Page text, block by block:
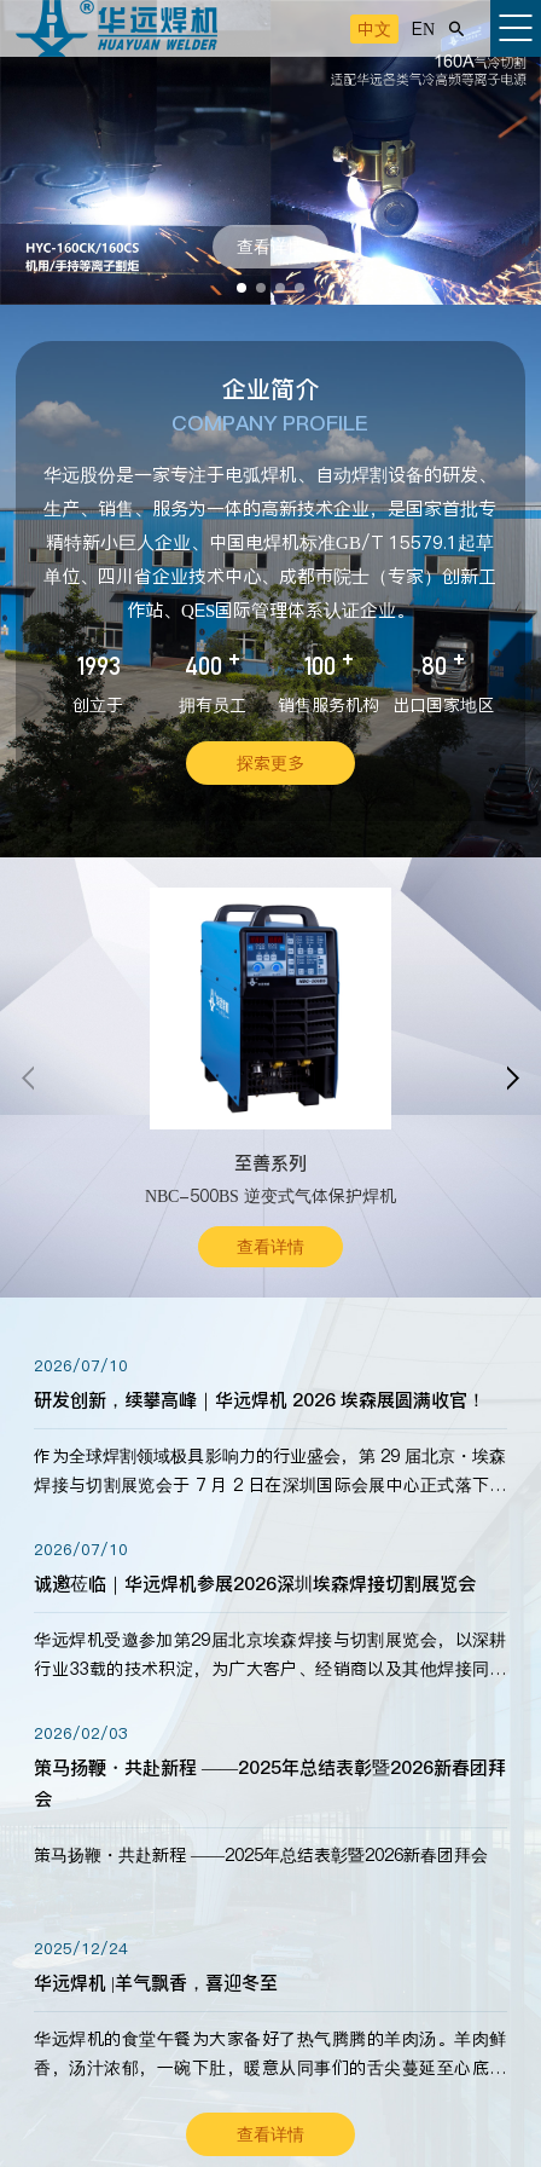
中文 EN 
查看详情
企业简介
COMPANY PROFILE
华远股份是一家专注于电弧焊机、自动焊割设备的研发、
生产、销售、服务为一体的高新技术企业，是国家首批专
精特新小巨人企业、中国电焊机标准GB/T 15579.1起草
单位、四川省企业技术中心、成都市院士（专家）创新工
作站、QES国际管理体系认证企业。
1993
创立于
400 +
拥有员工
100 +
销售服务机构
80 +
出口国家地区
探索更多
至善系列
NBC-500BS 逆变式气体保护焊机
查看详情
 
2026/07/10
研发创新，续攀高峰｜华远焊机 2026 埃森展圆满收官！
作为全球焊割领域极具影响力的行业盛会，第 29 届北京・埃森
焊接与切割展览会于 7 月 2 日在深圳国际会展中心正式落下帷
标准，持之以恒研发新产品、新技术。新老客户、行业伙伴、
海内外客户为目睹公司发布的新产…
2026/07/10
诚邀莅临｜华远焊机参展2026深圳埃森焊接切割展览会
华远焊机受邀参加第29届北京埃森焊接与切割展览会，以深耕
行业33载的技术积淀，为广大客户、经销商以及其他焊接同仁
2026/02/03
策马扬鞭・共赴新程 ——2025年总结表彰暨2026新春团拜
会
策马扬鞭・共赴新程 ——2025年总结表彰暨2026新春团拜会
2025/12/24
华远焊机 |羊气飘香，喜迎冬至
华远焊机的食堂午餐为大家备好了热气腾腾的羊肉汤。羊肉鲜
香，汤汁浓郁，一碗下肚，暖意从同事们的舌尖蔓延至心底。
查看详情